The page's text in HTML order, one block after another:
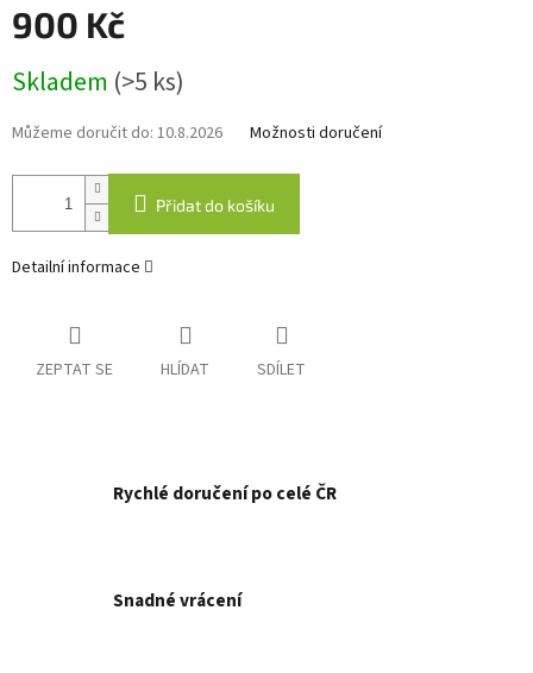
900 Kč
cena:
Skladem (>5 ks)
Můžeme doručit do: 10.8.2026 Možnosti doručení
Přidat do košíku
Detailní informace
ZEPTAT SE HLÍDAT SDÍLET
Rychlé doručení po celé ČR
Snadné vrácení